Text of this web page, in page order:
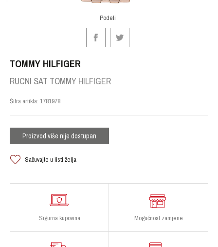
Podeli
TOMMY HILFIGER
RUCNI SAT TOMMY HILFIGER
Šifra artikla: 1781978
Proizvod više nije dostupan
Sačuvajte u listi želja
Sigurna kupovina Mogućnost zamjene